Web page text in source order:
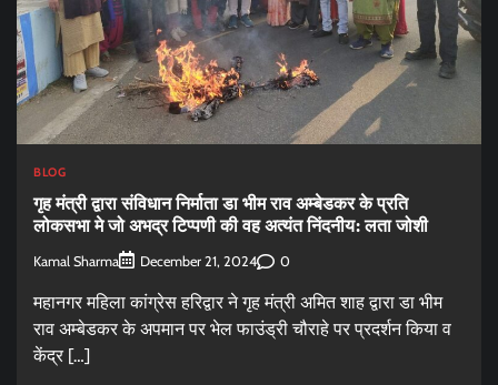
BLOG
गृह मंत्री द्वारा संविधान निर्माता डा भीम राव अम्बेडकर के प्रति
लोकसभा मे जो अभद्र टिप्पणी की वह अत्यंत निंदनीय: लता जोशी
Kamal Sharma December 21, 2024 0
महानगर महिला कांग्रेस हरिद्वार ने गृह मंत्री अमित शाह द्वारा डा भीम
राव अम्बेडकर के अपमान पर भेल फाउंड्री चौराहे पर प्रदर्शन किया व
केंद्र […]